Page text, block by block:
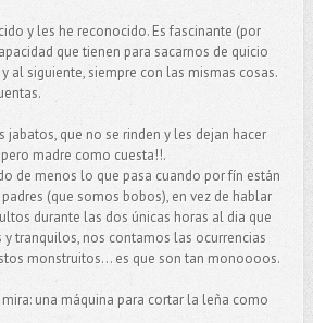
y les he reconocido. Es fascinante (por
que tienen para sacarnos de quicio
al siguiente, siempre con las mismas cosas.
jabatos, que no se rinden y les dejan hacer
madre como cuesta!!.
de menos lo que pasa cuando por fín están
(que somos bobos), en vez de hablar
durante las dos únicas horas al dia que
y tranquilos, nos contamos las ocurrencias
monstruitos... es que son tan monoooos.
una máquina para cortar la leña como